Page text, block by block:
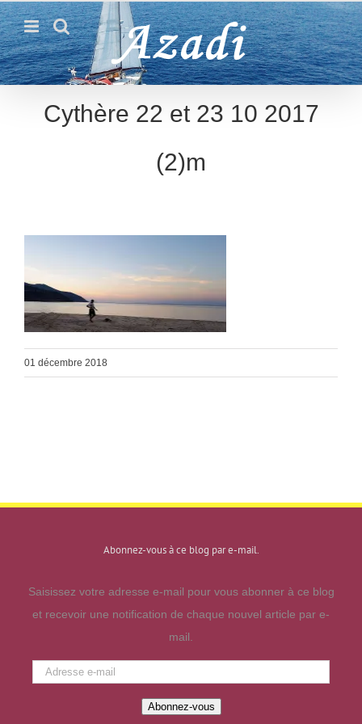
Passer
au
contenu
Cythère 22 et 23 10 2017
(2)m
01 décembre 2018
Abonnez-vous à ce blog par e-mail.
Saisissez votre adresse e-mail pour vous abonner à ce blog
et recevoir une notification de chaque nouvel article par e-
mail.
Adresse
Abonnez-vous